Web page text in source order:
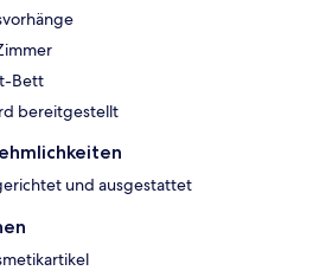
Bett
bereitgestellt
und ausgestattet